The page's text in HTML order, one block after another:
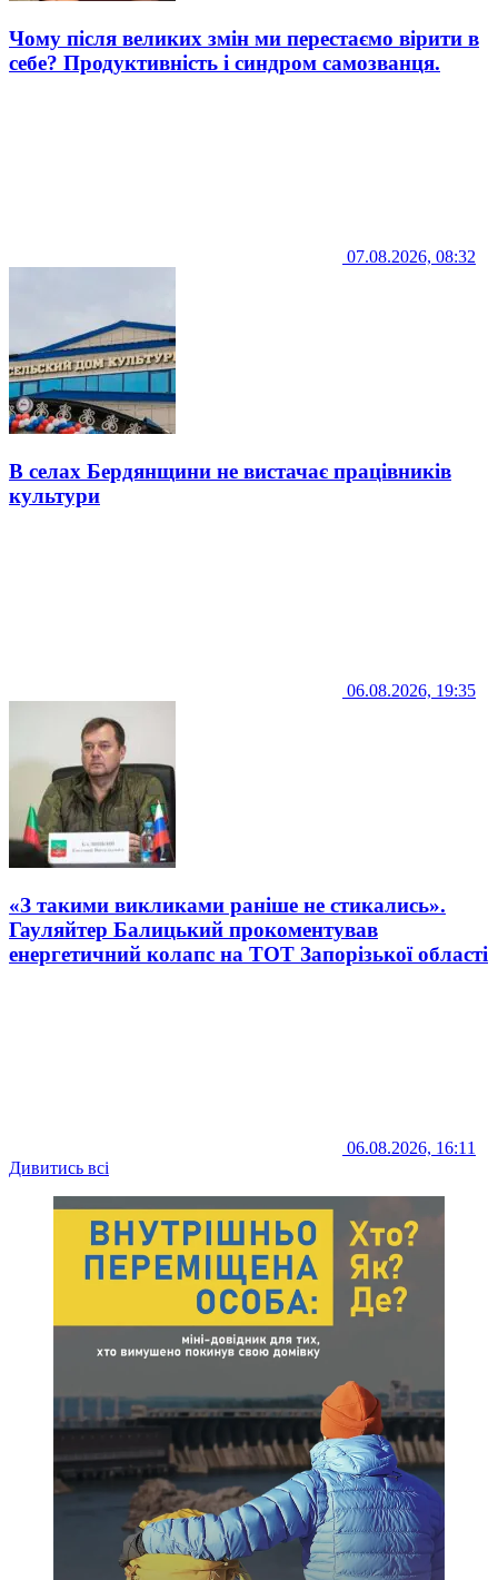
Чому після великих змін ми перестаємо вірити в
себе? Продуктивність і синдром самозванця.
07.08.2026, 08:32
В селах Бердянщини не вистачає працівників
культури
06.08.2026, 19:35
«З такими викликами раніше не стикались».
Гауляйтер Балицький прокоментував
енергетичний колапс на ТОТ Запорізької області
06.08.2026, 16:11
Дивитись всі